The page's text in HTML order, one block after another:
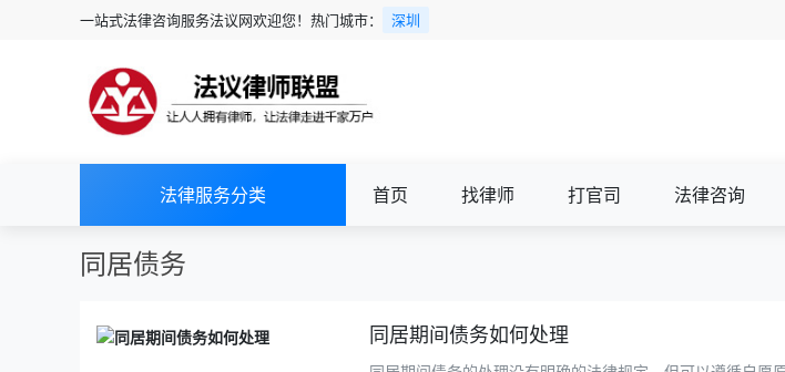
一站式法律咨询服务法议网欢迎您！热门城市： 深圳
法律服务分类 首页 找律师 打官司 法律咨询
同居债务
同居期间债务如何处理